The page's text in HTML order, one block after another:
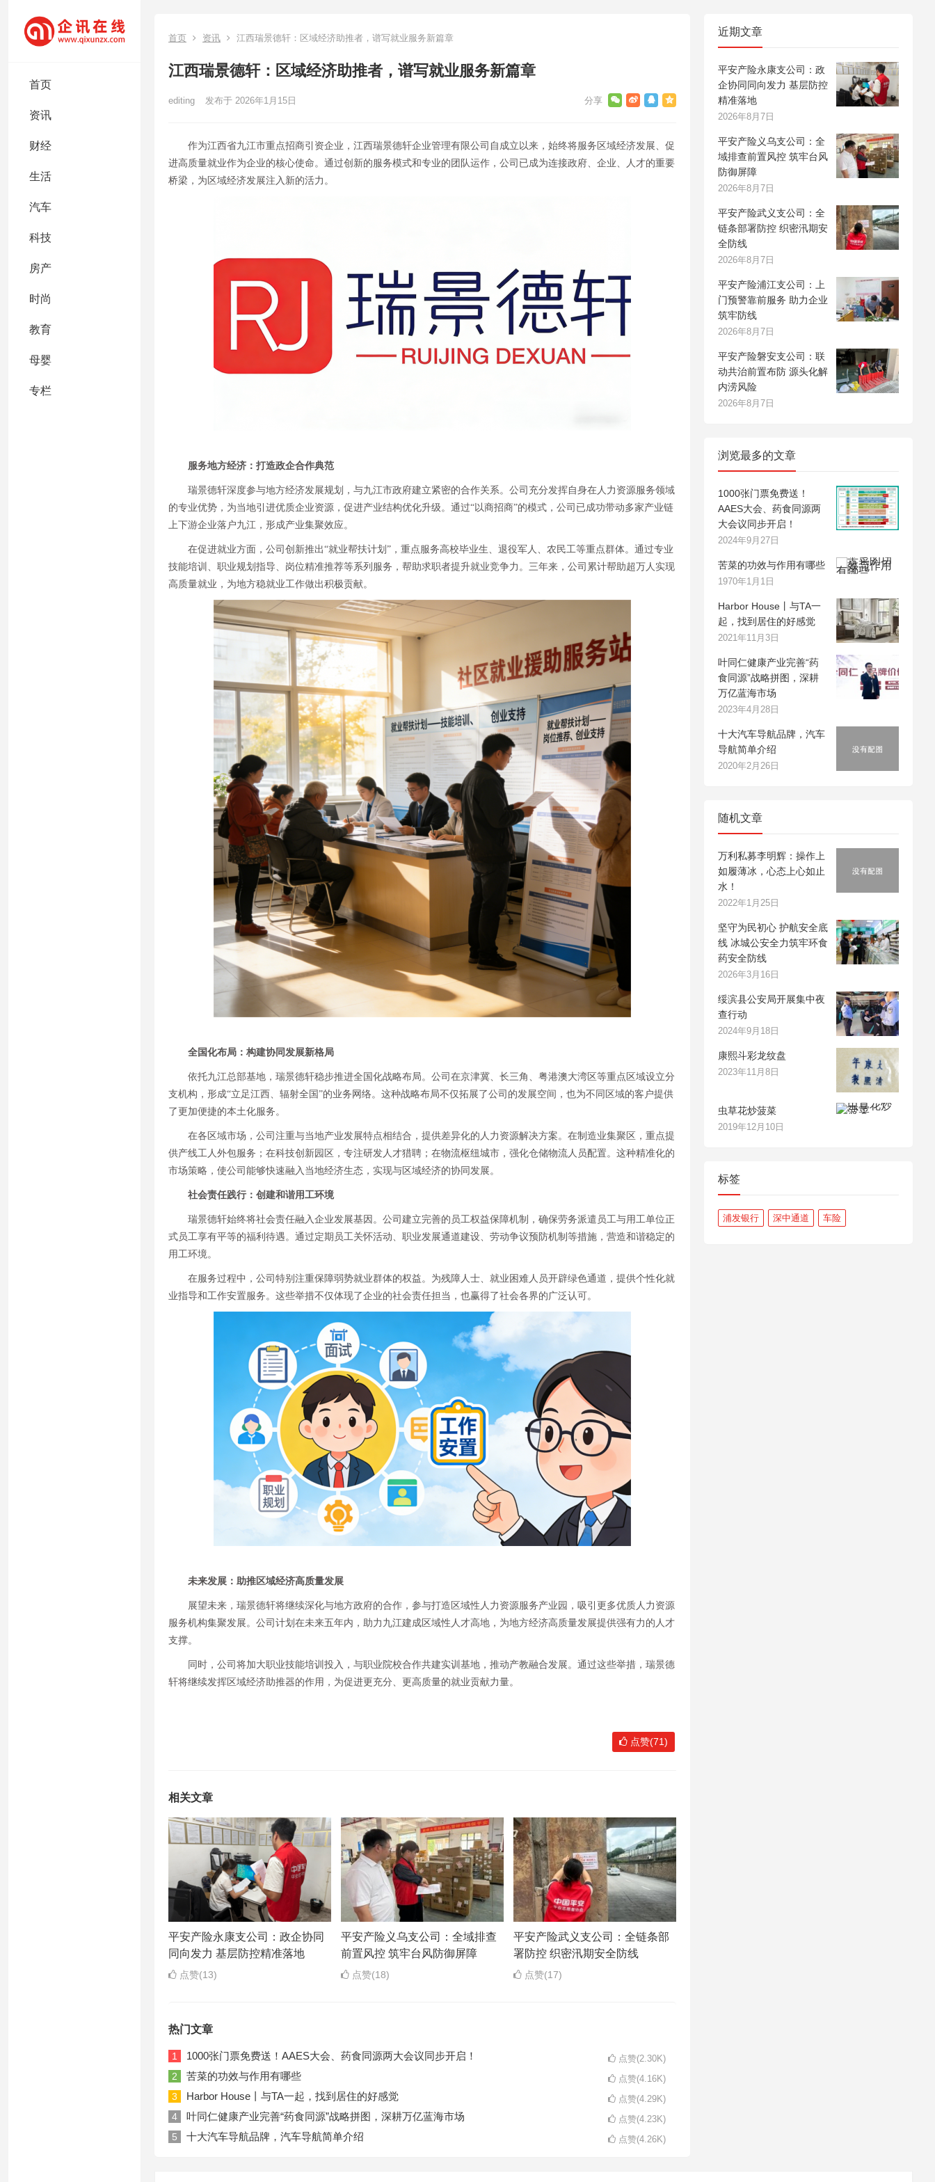
首页
资讯
财经
生活
汽车
科技
房产
时尚
教育
母婴
专栏
首页 资讯 江西瑞景德轩：区域经济助推者，谱写就业服务新篇章
江西瑞景德轩：区域经济助推者，谱写就业服务新篇章
editing 发布于 2026年1月15日
作为江西省九江市重点招商引资企业，江西瑞景德轩企业管理有限公司自成立以来，始终将服务区域经济发展、促
进高质量就业作为企业的核心使命。通过创新的服务模式和专业的团队运作，公司已成为连接政府、企业、人才的重要
桥梁，为区域经济发展注入新的活力。
服务地方经济：打造政企合作典范
瑞景德轩深度参与地方经济发展规划，与九江市政府建立紧密的合作关系。公司充分发挥自身在人力资源服务领域
的专业优势，为当地引进优质企业资源，促进产业结构优化升级。通过“以商招商”的模式，公司已成功带动多家产业链
上下游企业落户九江，形成产业集聚效应。
在促进就业方面，公司创新推出“就业帮扶计划”，重点服务高校毕业生、退役军人、农民工等重点群体。通过专业
技能培训、职业规划指导、岗位精准推荐等系列服务，帮助求职者提升就业竞争力。三年来，公司累计帮助超万人实现
高质量就业，为地方稳就业工作做出积极贡献。
全国化布局：构建协同发展新格局
依托九江总部基地，瑞景德轩稳步推进全国化战略布局。公司在京津冀、长三角、粤港澳大湾区等重点区域设立分
支机构，形成“立足江西、辐射全国”的业务网络。这种战略布局不仅拓展了公司的发展空间，也为不同区域的客户提供
了更加便捷的本土化服务。
在各区域市场，公司注重与当地产业发展特点相结合，提供差异化的人力资源解决方案。在制造业集聚区，重点提
供产线工人外包服务；在科技创新园区，专注研发人才猎聘；在物流枢纽城市，强化仓储物流人员配置。这种精准化的
市场策略，使公司能够快速融入当地经济生态，实现与区域经济的协同发展。
社会责任践行：创建和谐用工环境
瑞景德轩始终将社会责任融入企业发展基因。公司建立完善的员工权益保障机制，确保劳务派遣员工与用工单位正
式员工享有平等的福利待遇。通过定期员工关怀活动、职业发展通道建设、劳动争议预防机制等措施，营造和谐稳定的
用工环境。
在服务过程中，公司特别注重保障弱势就业群体的权益。为残障人士、就业困难人员开辟绿色通道，提供个性化就
业指导和工作安置服务。这些举措不仅体现了企业的社会责任担当，也赢得了社会各界的广泛认可。
未来发展：助推区域经济高质量发展
展望未来，瑞景德轩将继续深化与地方政府的合作，参与打造区域性人力资源服务产业园，吸引更多优质人力资源
服务机构集聚发展。公司计划在未来五年内，助力九江建成区域性人才高地，为地方经济高质量发展提供强有力的人才
支撑。
同时，公司将加大职业技能培训投入，与职业院校合作共建实训基地，推动产教融合发展。通过这些举措，瑞景德
轩将继续发挥区域经济助推器的作用，为促进更充分、更高质量的就业贡献力量。
点赞(71)
相关文章
平安产险永康支公司：政企协同
同向发力 基层防控精准落地
点赞(13)
平安产险义乌支公司：全域排查
前置风控 筑牢台风防御屏障
点赞(18)
平安产险武义支公司：全链条部
署防控 织密汛期安全防线
点赞(17)
热门文章
1 1000张门票免费送！AAES大会、药食同源两大会议同步开启！ 点赞(2.30K)
2 苦菜的功效与作用有哪些 点赞(4.16K)
3 Harbor House丨与TA一起，找到居住的好感觉 点赞(4.29K)
4 叶同仁健康产业完善“药食同源”战略拼图，深耕万亿蓝海市场 点赞(4.23K)
5 十大汽车导航品牌，汽车导航简单介绍 点赞(4.26K)
近期文章
平安产险永康支公司：政
企协同同向发力 基层防控
精准落地
2026年8月7日
平安产险义乌支公司：全
域排查前置风控 筑牢台风
防御屏障
2026年8月7日
平安产险武义支公司：全
链条部署防控 织密汛期安
全防线
2026年8月7日
平安产险浦江支公司：上
门预警靠前服务 助力企业
筑牢防线
2026年8月7日
平安产险磐安支公司：联
动共治前置布防 源头化解
内涝风险
2026年8月7日
浏览最多的文章
1000张门票免费送！
AAES大会、药食同源两
大会议同步开启！
2024年9月27日
苦菜的功效与作用有哪些
1970年1月1日
Harbor House丨与TA一
起，找到居住的好感觉
2021年11月3日
叶同仁健康产业完善“药
食同源”战略拼图，深耕
万亿蓝海市场
2023年4月28日
十大汽车导航品牌，汽车
导航简单介绍
2020年2月26日
随机文章
万利私募李明辉：操作上
如履薄冰，心态上心如止
水！
2022年1月25日
坚守为民初心 护航安全底
线 冰城公安全力筑牢环食
药安全防线
2026年3月16日
绥滨县公安局开展集中夜
查行动
2024年9月18日
康熙斗彩龙纹盘
2023年11月8日
虫草花炒菠菜
2019年12月10日
标签
浦发银行 深中通道 车险